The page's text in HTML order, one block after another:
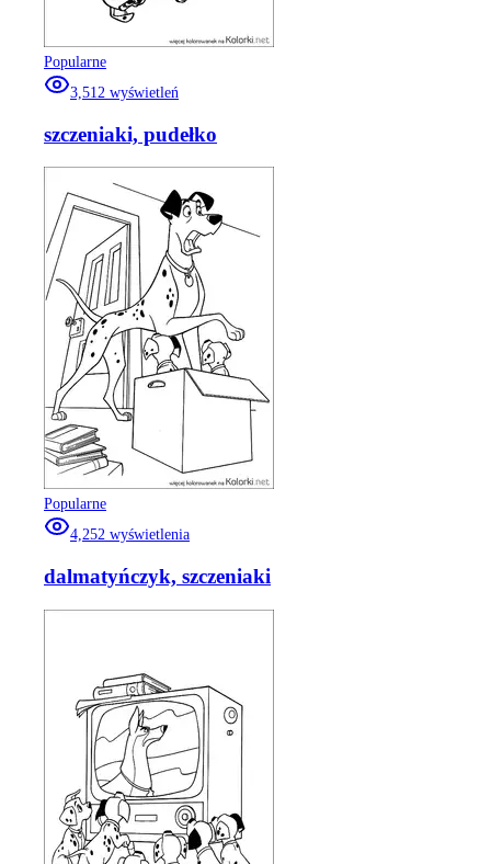
Popularne
3,512 wyświetleń
szczeniaki, pudełko
Popularne
4,252 wyświetlenia
dalmatyńczyk, szczeniaki